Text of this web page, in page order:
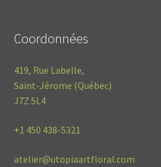
Coordonnées
419, Rue Labelle,
Saint-Jérome (Québec)
J7Z 5L4
+1 450 438-5321
atelier@utopiaartfloral.com